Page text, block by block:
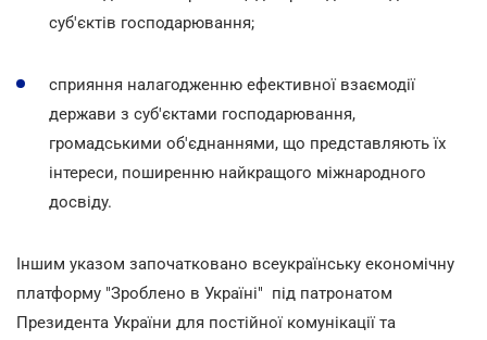
суб'єктів господарювання;
сприяння налагодженню ефективної взаємодії
держави з суб'єктами господарювання,
громадськими об'єднаннями, що представляють їх
інтереси, поширенню найкращого міжнародного
досвіду.
Іншим указом започатковано всеукраїнську економічну
платформу "Зроблено в Україні" під патронатом
Президента України для постійної комунікації та